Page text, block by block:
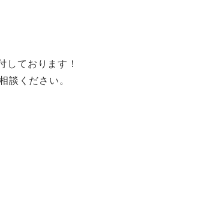
しております！
談ください。